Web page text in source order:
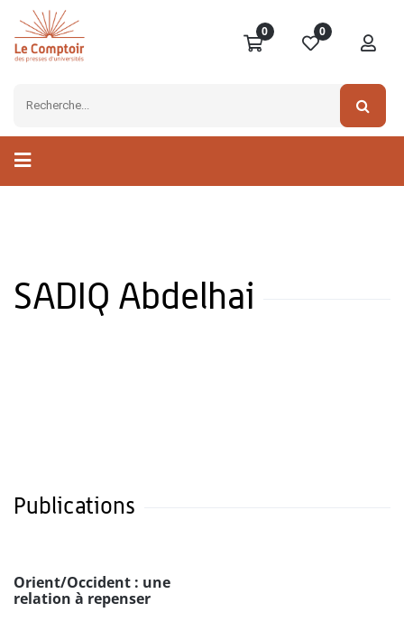
0 0
SADIQ Abdelhai
Publications
Orient/Occident : une
relation à repenser